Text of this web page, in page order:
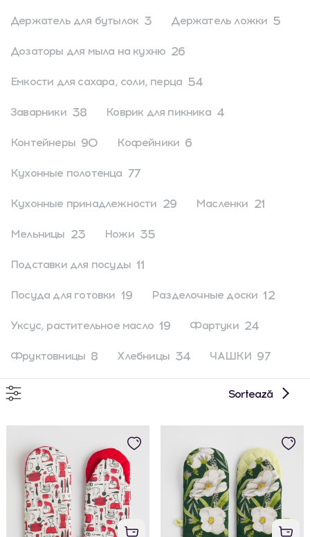
Держатель для бутылок 3 Держатель ложки 5
Дозаторы для мыла на кухню 26
Емкости для сахара, соли, перца 54
Заварники 38 Коврик для пикника 4
Контейнеры 90 Кофейники 6
Кухонные полотенца 77
Кухонные принадлежности 29 Масленки 21
Мельницы 23 Ножи 35
Подставки для посуды 11
Посуда для готовки 19 Разделочные доски 12
Уксус, растительное масло 19 Фартуки 24
Фруктовницы 8 Хлебницы 34 ЧАШКИ 97
Sortează